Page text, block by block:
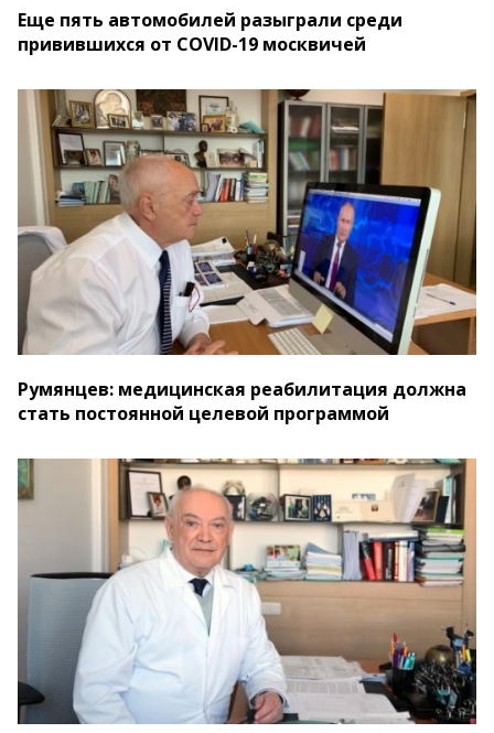
Еще пять автомобилей разыграли среди
привившихся от COVID-19 москвичей
Румянцев: медицинская реабилитация должна
стать постоянной целевой программой